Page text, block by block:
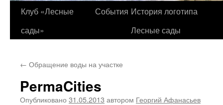
Клуб «Лесные
сады»
События История логотипа
Лесные сады
← Обращение воды на участке
PermaCities
Опубликовано 31.05.2013 автором Георгий Афанасьев